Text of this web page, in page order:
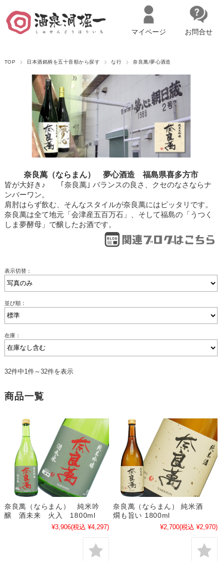
名古屋市西区の「造り手の想いを伝える」日本酒・ワインセレクトショ
マイページ お問合せ
TOP 日本酒銘柄を五十音順から探す な行 奈良萬/夢心酒造
奈良萬（ならまん） 夢心酒造 福島県喜多方市
皆が大好き♪ ｢奈良萬｣ バランスの良さ、クセのなさならナ
ンバーワン。
肩肘はらず飲む、そんなスタイルが奈良萬にはピッタリです。
奈良萬は全て地元「会津産五百万石」、そして福島の「うつく
しま夢酵母」で醸したお酒です。
表示切替：
並び順：
在庫：
32件中1件～32件を表示
商品一覧
奈良萬（ならまん） 純米吟
醸 酒未来 火入 1800ml
¥3,906(税込 ¥4,297)
奈良萬（ならまん） 純米酒
燗も旨い 1800ml
¥2,700(税込 ¥2,970)